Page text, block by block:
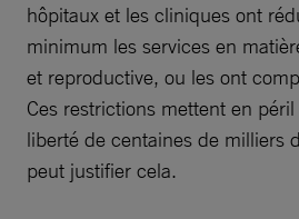
hôpitaux et les cliniques ont
minimum les services en
et reproductive, ou les ont
Ces restrictions mettent en
liberté de centaines de milliers
peut justifier cela.